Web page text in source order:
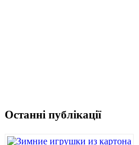
Останні публікації